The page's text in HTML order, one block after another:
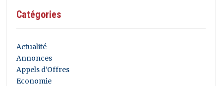
Catégories
Actualité
Annonces
Appels d'Offres
Economie